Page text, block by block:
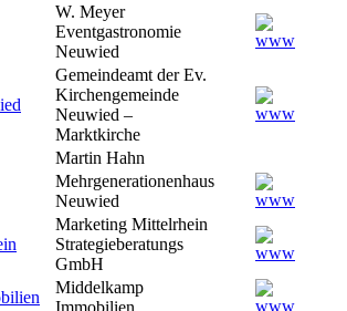
W. Meyer
Eventgastronomie
Neuwied
Gemeindeamt der Ev.
Kirchengemeinde
Neuwied –
Marktkirche
Martin Hahn
Mehrgenerationenhaus
Neuwied
Marketing Mittelrhein
Strategieberatungs
GmbH
Middelkamp
Immobilien